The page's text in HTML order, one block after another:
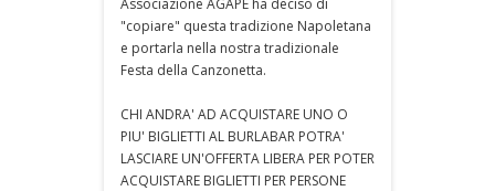
"copiare" questa tradizione Napoletana
e portarla nella nostra tradizionale
Festa della Canzonetta.
CHI ANDRA' AD ACQUISTARE UNO O
PIU' BIGLIETTI AL BURLABAR POTRA'
LASCIARE UN'OFFERTA LIBERA PER POTER
ACQUISTARE BIGLIETTI PER PERSONE